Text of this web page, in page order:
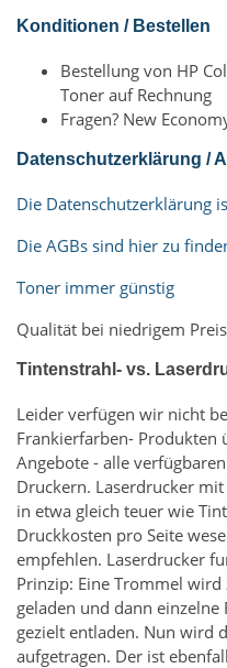
Konditionen / Bestellen
Bestellung von HP
Toner auf Rechnung
Fragen? New
Datenschutzerklärung /
Die Datenschutzerklärung
Die AGBs sind hier zu
Toner immer günstig
Qualität bei niedrigem
Tintenstrahl- vs.
Leider verfügen wir nicht
Frankierfarben- Produkten
Angebote - alle
Druckern. Laserdrucker mit
in etwa gleich teuer wie
Druckkosten pro Seite
empfehlen. Laserdrucker
Prinzip: Eine Trommel
geladen und dann
gezielt entladen. Nun wird
aufgetragen. Der ist